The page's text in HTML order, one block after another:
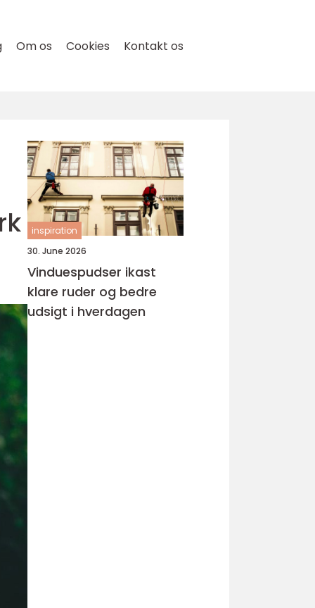
Om os Cookies Kontakt os
inspiration
30. June 2026
Vinduespudser ikast
klare ruder og bedre
udsigt i hverdagen